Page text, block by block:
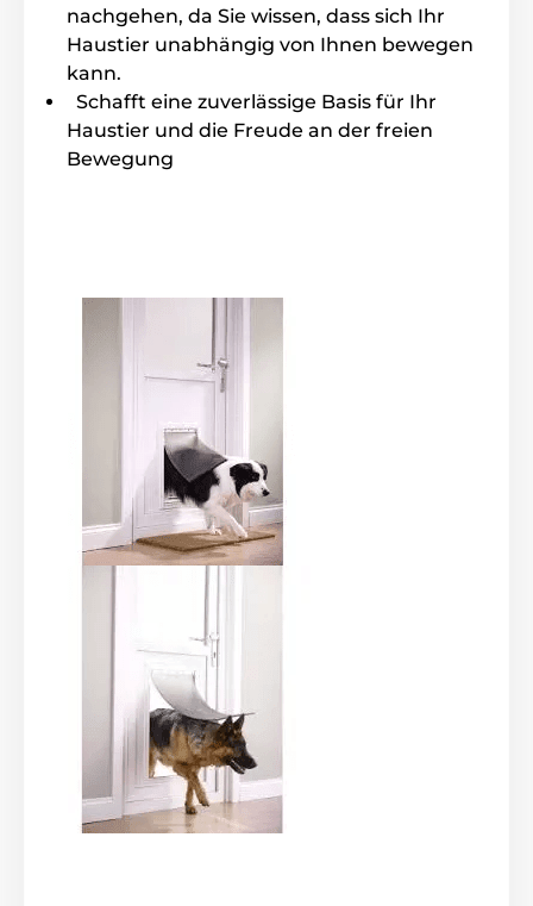
nachgehen, da Sie wissen, dass sich Ihr
Haustier unabhängig von Ihnen bewegen
kann.
Schafft eine zuverlässige Basis für Ihr
Haustier und die Freude an der freien
Bewegung